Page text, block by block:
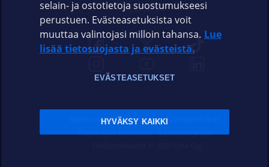
ELISA.FI
Sopimusehdot Tietosuoja Evästeasetukset
Sääntelyviranomaiset Saavutettavuus
selain- ja ostotietoja suostumukseesi
perustuen. Evästeasetuksista voit
muuttaa valintojasi milloin tahansa. Lue
lisää tietosuojasta ja evästeistä.
EVÄSTEASETUKSET
HYVÄKSY KAIKKI